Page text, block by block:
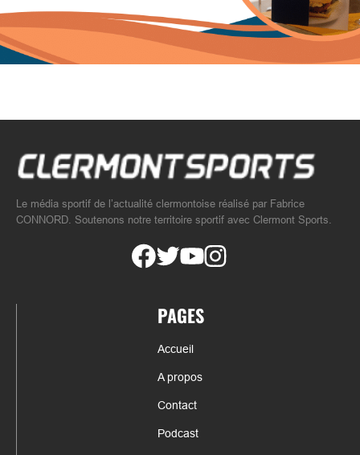
Le média sportif de l’actualité clermontoise réalisé par Fabrice
CONNORD. Soutenons notre territoire sportif avec Clermont Sports.
PAGES
Accueil
A propos
Contact
Podcast